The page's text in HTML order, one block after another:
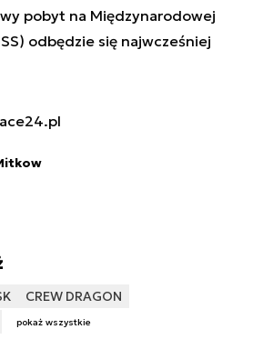
pobyt na Międzynarodowej
odbędzie się najwcześniej
CREW DRAGON
pokaż wszystkie